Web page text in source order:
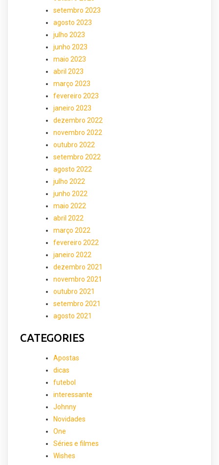
setembro 2023
agosto 2023
julho 2023
junho 2023
maio 2023
abril 2023
março 2023
fevereiro 2023
janeiro 2023
dezembro 2022
novembro 2022
outubro 2022
setembro 2022
agosto 2022
julho 2022
junho 2022
maio 2022
abril 2022
março 2022
fevereiro 2022
janeiro 2022
dezembro 2021
novembro 2021
outubro 2021
setembro 2021
agosto 2021
CATEGORIES
Apostas
dicas
futebol
interessante
Johnny
Novidades
One
Séries e filmes
Wishes